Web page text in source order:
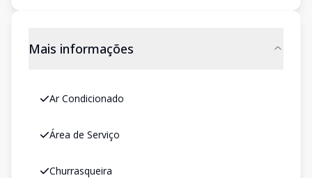
Mais informações
Ar Condicionado
Área de Serviço
Churrasqueira